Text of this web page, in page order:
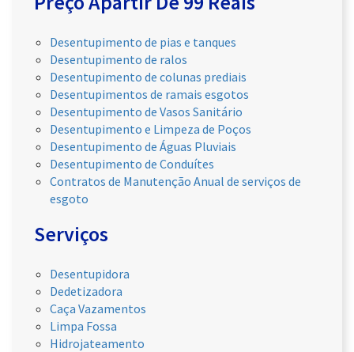
Desentupimento de pias e tanques
Desentupimento de ralos
Desentupimento de colunas prediais
Desentupimentos de ramais esgotos
Desentupimento de Vasos Sanitário
Desentupimento e Limpeza de Poços
Desentupimento de Águas Pluviais
Desentupimento de Conduítes
Contratos de Manutenção Anual de serviços de
esgoto
Serviços
Desentupidora
Dedetizadora
Caça Vazamentos
Limpa Fossa
Hidrojateamento